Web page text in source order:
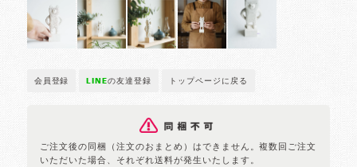
会員登録 LINEの友達登録 トップページに戻る
ご注文後の同梱（注文のおまとめ）はできません。複数回ご注文
いただいた場合、それぞれ送料が発生いたします。